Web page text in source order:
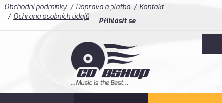
Obchodní podmínky Doprava a platba
Kontakt
Ochrana osobních údajů
Přihlásit se